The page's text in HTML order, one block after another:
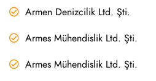
Armen Denizcilik Ltd. Şti.
Armes Mühendislik Ltd. Şti.
Armes Mühendislik Ltd. Şti.